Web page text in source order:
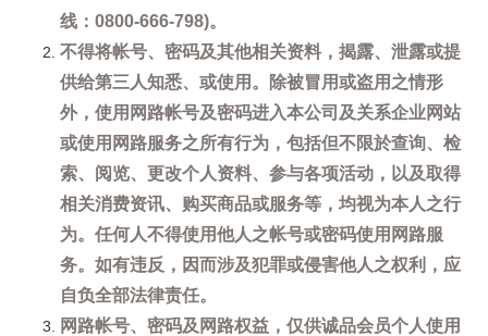
线：0800-666-798)。
不得将帐号、密码及其他相关资料，揭露、泄露或提
供给第三人知悉、或使用。除被冒用或盗用之情形
外，使用网路帐号及密码进入本公司及关系企业网站
或使用网路服务之所有行为，包括但不限於查询、检
索、阅览、更改个人资料、参与各项活动，以及取得
相关消费资讯、购买商品或服务等，均视为本人之行
为。任何人不得使用他人之帐号或密码使用网路服
务。如有违反，因而涉及犯罪或侵害他人之权利，应
自负全部法律责任。
网路帐号、密码及网路权益，仅供诚品会员个人使用